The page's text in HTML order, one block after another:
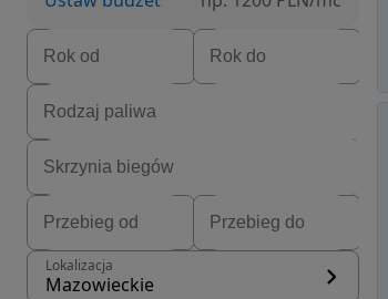
Lokalizacja
Mazowieckie